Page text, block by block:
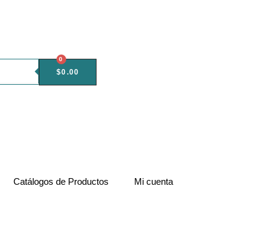
$0.00
0
Catálogos de Productos Mi cuenta